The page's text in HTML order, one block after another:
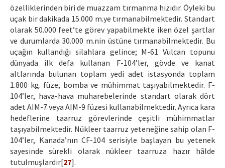
özelliklerinden biri de muazzam tırmanma hızıdır. Öyleki bu
uçak bir dakikada 15.000 m.ye tırmanabilmektedir. Standart
olarak 50.000 feet’te görev yapabilmekte iken özel şartlar
ve durumlarda 30.000 m.nin üstüne tırmanabilmektedir. Bu
uçağın kullandığı silahlara gelince; M-61 Vulcan topunu
dünyada ilk defa kullanan F-104’ler, gövde ve kanat
altlarında bulunan toplam yedi adet istasyonda toplam
1.800 kg. füze, bomba ve mühimmat taşıyabilmektedir. F-
104’ler, hava-hava muharebelerinde standart olarak dört
adet AIM-7 veya AIM-9 füzesi kullanabilmektedir. Ayrıca kara
hedeflerine taarruz görevlerinde çeşitli mühimmatlar
taşıyabilmektedir. Nükleer taarruz yeteneğine sahip olan F-
104’ler, Kanada’nın CF-104 serisiyle başlayan bu yetenek
sayesinde sürekli olarak nükleer taarruza hazır hâlde
tutulmuşlardır[27].